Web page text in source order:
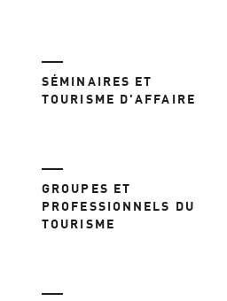
SÉMINAIRES ET
TOURISME D'AFFAIRE
GROUPES ET
PROFESSIONNELS DU
TOURISME